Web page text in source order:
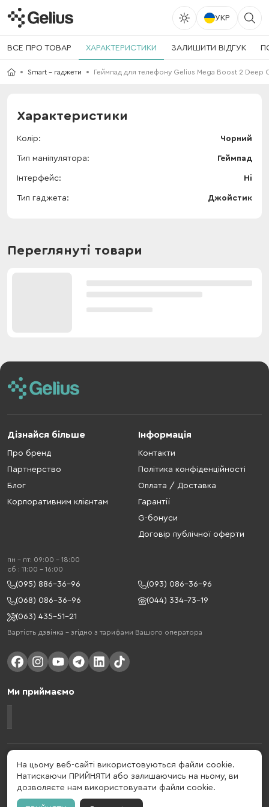
УКР
ВСЕ ПРО ТОВАР ХАРАКТЕРИСТИКИ ЗАЛИШИТИ ВІДГУК
Smart - гаджети Геймпад для телефону Gelius Mega Boost 2 Deep
Характеристики
Колір Чорний
Тип маніпулятора Геймпад
Інтерфейс Ні
Тип гаджета Джойстик
Переглянуті товари
Дізнайся більше
Про бренд
Партнерство
Блог
Корпоративним клієнтам
Інформація
Контакти
Політика конфіденційності
Оплата / Доставка
Гарантії
G-бонуси
Договір публічної оферти
пн - пт: 09:00 - 18:00
cб : 11:00 - 16:00
(095) 886-36-96
(093) 086-36-96
(068) 086-36-96
(044) 334-73-19
(063) 435-51-21
Вартість дзвінка – згідно з тарифами Вашого оператора
Ми приймаємо
Gelius - український бренд, який активно розвивається у сфері смарт
гаджетів та мобільних аксесуарів. Бренд заснований в 2013 році. Gelius
- це набагато більше ніж просто бренд, це стиль життя, який об'єднує в
собі драйв, радість, швидкість, новації і практичність.
На цьому веб-сайті використовуються файли cookie.
Натискаючи ПРИЙНЯТИ або залишаючись на ньому, ви
дозволяєте нам використовувати файли cookie.